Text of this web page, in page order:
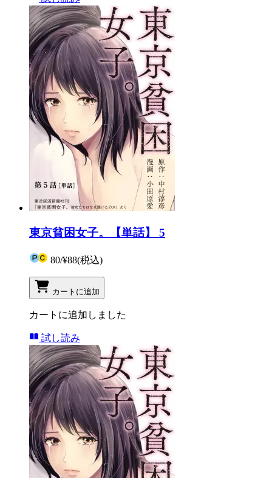
東京貧困女子。【単話】 5
80/¥88(税込)
カートに追加
カートに追加しました
試し読み